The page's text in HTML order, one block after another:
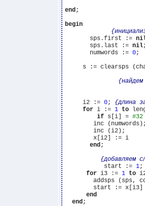
end;
begin
       sps.first :=
       sps.last :=
nil;
       numwords :=
0;
s := clearsps
     i2 :=
0; {длина
for i := 1 to
if s[i] = #32
        inc (numwords);
        inc (i2);
        x[i2] := i
end;
{добавляем
           start :=
1;
for i3 := 1 to
addsps (sps,
start :=
end
end;